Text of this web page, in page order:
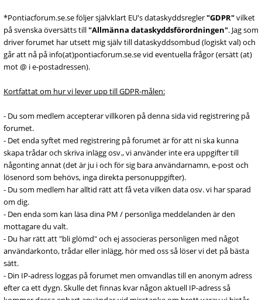
*Pontiacforum.se.se följer självklart EU's dataskyddsregler"GDPR"vilket
på svenska översätts till"Allmänna dataskyddsförordningen". Jag som
driver forumet har utsett mig själv till dataskyddsombud (logiskt val) och
går att nå på info(at)pontiacforum.se.se vid eventuella frågor (ersätt (at)
mot @ i e-postadressen).
Kortfattat om hur vi lever upp till GDPR-målen:
- Du som medlem accepterar villkoren på denna sida vid registrering på
forumet.
- Det enda syftet med registrering på forumet är för att ni ska kunna
skapa trådar och skriva inlägg osv., vi använder inte era uppgifter till
någonting annat (det är ju i och för sig bara användarnamn, e-post och
lösenord som behövs, inga direkta personuppgifter).
- Du som medlem har alltid rätt att få veta vilken data osv. vi har sparad
om dig.
- Den enda som kan läsa dina PM / personliga meddelanden är den
mottagare du valt.
- Du har rätt att "bli glömd" och ej associeras personligen med något
användarkonto, trådar eller inlägg, hör med oss så löser vi det på bästa
sätt.
- Din IP-adress loggas på forumet men omvandlas till en anonym adress
efter ca ett dygn. Skulle det finnas kvar någon aktuell IP-adress så